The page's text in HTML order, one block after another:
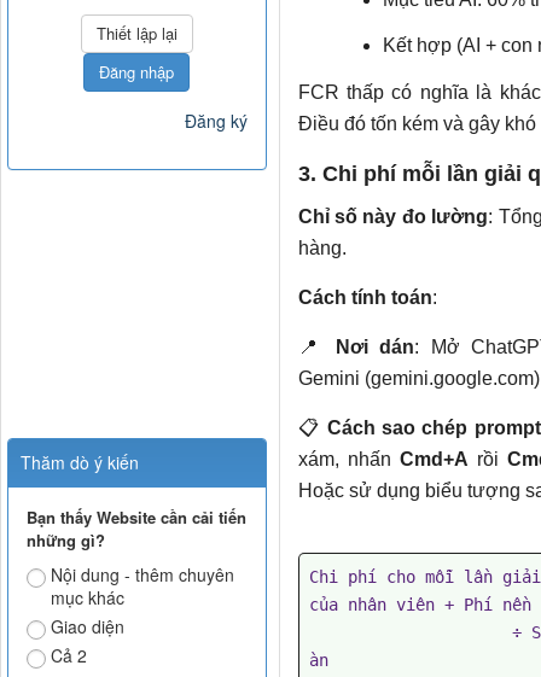
Kết hợp (AI +
FCR thấp có nghĩa là
Điều đó tốn kém và gây khó
3. Chi phí mỗi lần giải
Chỉ số này đo lường:
hàng.
Cách tính toán:
📍 Nơi dán: Mở
Gemini
📋 Cách sao chép
xám, nhấn Cmd+A rồi
Hoặc sử dụng biểu tượng
Chi phí cho mỗi lần
của nhân viên + Phí nền
àn
Đăng nhập
Đăng ký
Thăm dò ý kiến
Bạn thấy Website cần cải tiến
những gì?
Nội dung - thêm chuyên
mục khác
Giao diện
Cả 2